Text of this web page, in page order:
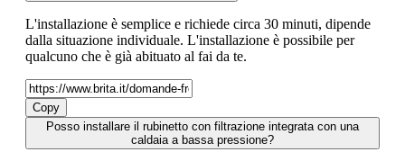
L'installazione è semplice e richiede circa 30 minuti, dipende
dalla situazione individuale. L'installazione è possibile per
qualcuno che è già abituato al fai da te.
Copy
Posso installare il rubinetto con filtrazione integrata con una
caldaia a bassa pressione?